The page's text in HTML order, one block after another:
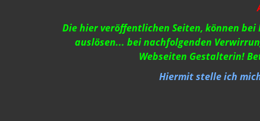
Die hier veröffentlichen Seiten, können
auslösen... bei nachfolgenden
Webseiten Gestalterin!
Hiermit stelle ich